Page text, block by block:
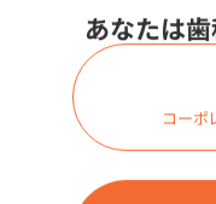
あなたは
コーポ
価格はログイン後表示
ログイン